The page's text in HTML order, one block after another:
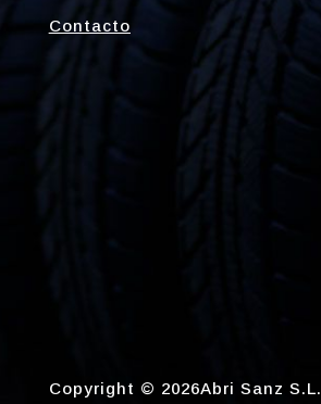
Contacto
Copyright © 2026Abri Sanz S.L.